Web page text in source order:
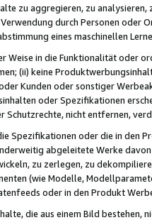
zu aggregieren, zu
durch Personen
eines maschinellen
Weise in die Funktionalität oder
(ii) keine
Kunden oder sonstiger
oder Spezifikationen
Schutzrechte, nicht entfernen,
Spezifikationen oder die in
abgeleitete Werke
zu zerlegen, zu
(wie Modelle,
oder in den Produkt
die aus einem Bild bestehen,